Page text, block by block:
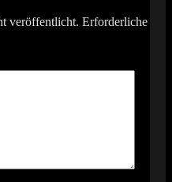
veröffentlicht. Erforderliche